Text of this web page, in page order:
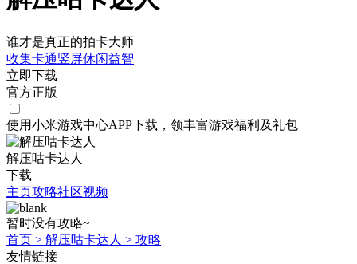
谁才是真正的拍卡大师
收集卡通竖屏休闲益智
立即下载
官方正版
使用小米游戏中心APP下载 ，领丰富游戏福利 及礼包
解压咕卡达人
下载
主页攻略社区视频
暂时没有攻略~
首页 > 解压咕卡达人 > 攻略
友情链接